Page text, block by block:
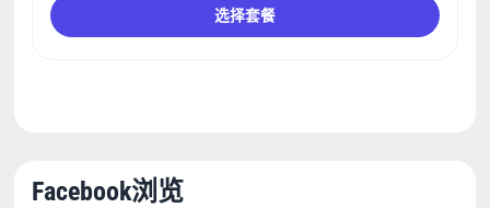
选择套餐
Facebook浏览